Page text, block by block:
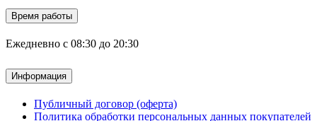
Время работы
Ежедневно с 08:30 до 20:30
Информация
Публичный договор (оферта)
Политика обработки персональных данных покупателей